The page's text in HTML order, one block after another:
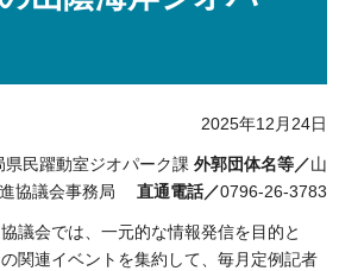
2025年12月24日
県民躍動室ジオパーク課 外郭団体名等／山
進協議会事務局 直通電話／0796-26-3783
議会では、一元的な情報発信を目的と
関連イベントを集約して、毎月定例記者